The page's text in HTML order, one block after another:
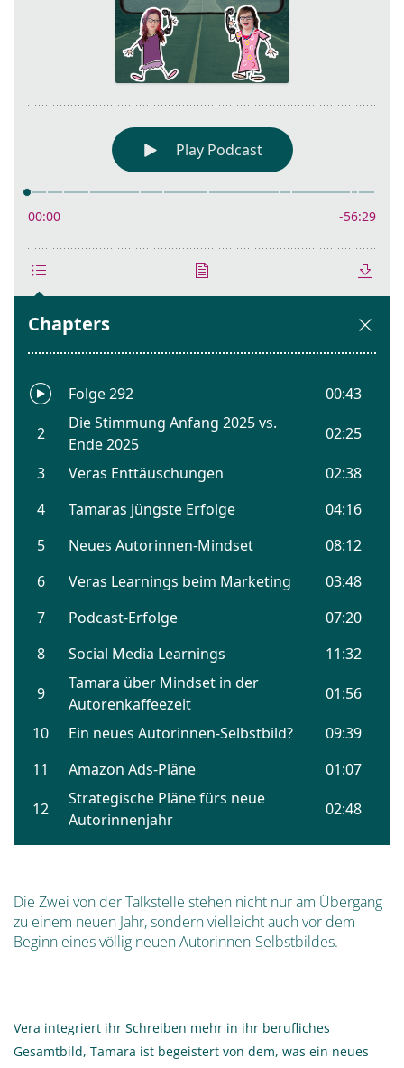
Die Zwei von der Talkstelle stehen nicht nur am Übergang
zu einem neuen Jahr, sondern vielleicht auch vor dem
Beginn eines völlig neuen Autorinnen-Selbstbildes.
Vera integriert ihr Schreiben mehr in ihr berufliches
Gesamtbild, Tamara ist begeistert von dem, was ein neues